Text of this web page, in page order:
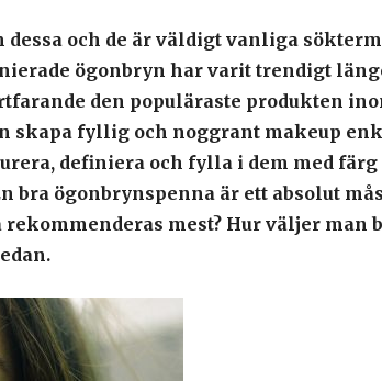
och de är väldigt vanliga
ögonbryn har varit trendigt
den populäraste produkten
skapa fyllig och noggrant makeup
definiera och fylla i dem med färg
bra ögonbrynspenna är ett absolut
mest? Hur väljer man